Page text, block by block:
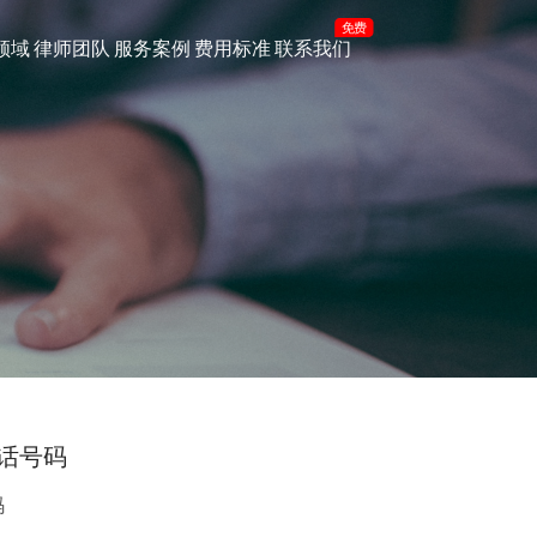
域律师团队 服务案例 费用标准联系我们
免费
号码